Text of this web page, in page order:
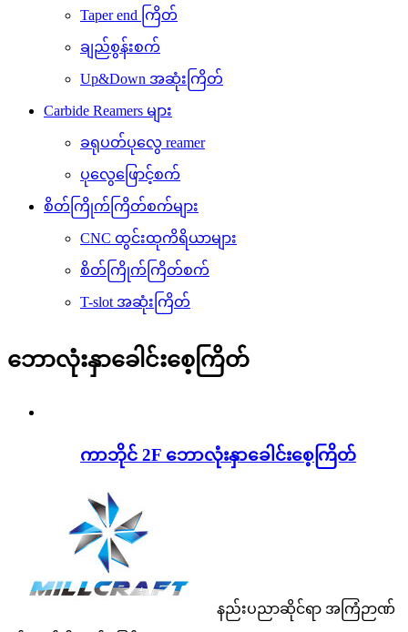
Taper end ကြိတ်
ချည်စွန်းစက်
Up&Down အဆုံးကြိတ်
Carbide Reamers များ
ခရုပတ်ပုလွေ reamer
ပုလွေဖြောင့်စက်
စိတ်ကြိုက်ကြိတ်စက်များ
CNC ထွင်းထုကိရိယာများ
စိတ်ကြိုက်ကြိတ်စက်
T-slot အဆုံးကြိတ်
ဘောလုံးနှာခေါင်းစေ့ကြိတ်
ကာဘိုင် 2F ဘောလုံးနှာခေါင်းစေ့ကြိတ်
နည်းပညာဆိုင်ရာ အကြံဉာဏ်